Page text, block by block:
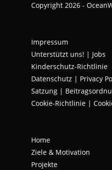
in
tab
in
tab
in
Copyright 2026 -
Impressum
Unterstützt uns! | Jobs
Kinderschutz-Richtlinie
Datenschutz | Privacy
Satzung |
Cookie-Richtlinie |
Home
Ziele & Motivation
Projekte